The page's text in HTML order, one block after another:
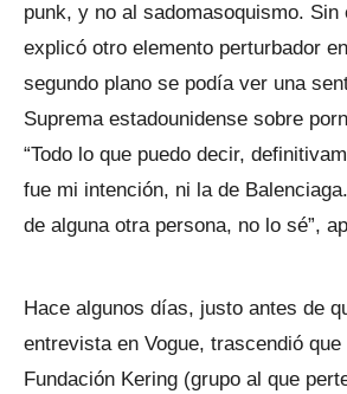
punk, y no al sadomasoquismo. Sin
explicó otro elemento perturbador
segundo plano se podía ver una
Suprema estadounidense sobre
“Todo lo que puedo decir,
fue mi intención, ni la de
de alguna otra persona, no lo sé”,
Hace algunos días, justo antes de
entrevista en Vogue, trascendió
Fundación Kering (grupo al que